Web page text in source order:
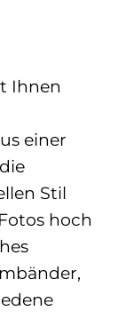
Ihnen
einer
Stil
hoch